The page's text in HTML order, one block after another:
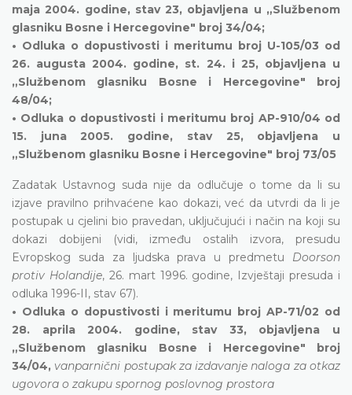
maja 2004. godine, stav 23, objavljena u „Službenom
glasniku Bosne i Hercegovine" broj 34/04;
• Odluka o dopustivosti i meritumu broj U-105/03 od
26. augusta 2004. godine, st. 24. i 25, objavljena u
„Službenom glasniku Bosne i Hercegovine" broj
48/04;
• Odluka o dopustivosti i meritumu broj AP-910/04 od
15. juna 2005. godine, stav 25, objavljena u
„Službenom glasniku Bosne i Hercegovine" broj 73/05
Zadatak Ustavnog suda nije da odlučuje o tome da li su
izjave pravilno prihvaćene kao dokazi, već da utvrdi da li je
postupak u cjelini bio pravedan, uključujući i način na koji su
dokazi dobijeni (vidi, između ostalih izvora, presudu
Evropskog suda za ljudska prava u predmetu Doorson
protiv Holandije, 26. mart 1996. godine, Izvještaji presuda i
odluka 1996-II, stav 67).
• Odluka o dopustivosti i meritumu broj AP-71/02 od
28. aprila 2004. godine, stav 33, objavljena u
„Službenom glasniku Bosne i Hercegovine" broj
34/04, vanparnični postupak za izdavanje naloga za otkaz
ugovora o zakupu spornog poslovnog prostora